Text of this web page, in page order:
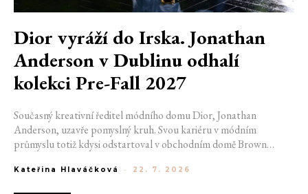
Dior vyráží do Irska. Jonathan
Anderson v Dublinu odhalí
kolekci Pre-Fall 2027
Současný kreativní ředitel módního domu Dior, Jonathan
Anderson, uzavře pomyslný kruh. Svou kariéru v módním
průmyslu totiž kdysi odstartoval v obchodním domě Brown
jedné z největších luxusních značek světa. V prosinci totiž v
Kateřina Hlaváčková - 22. 7. 2026